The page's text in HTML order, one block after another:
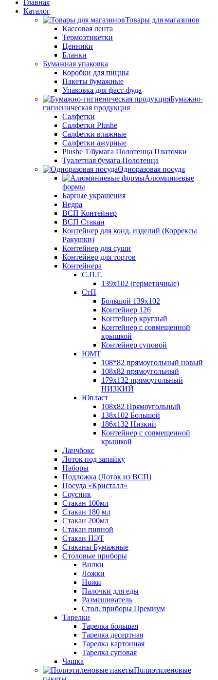
Главная
Каталог
Товары для магазинов
Кассовая лента
Термоэтикетки
Ценники
Бланки
Бумажная упаковка
Коробки для пиццы
Пакеты бумажные
Упаковка для фаст-фуда
Бумажно-
гигиеническая продукция
Салфетки
Салфетки Plushe
Салфетки влажные
Салфетки ажурные
Plushe Т/бумага Полотенца Платочки
Туалетная бумага Полотенца
Одноразовая посуда
Алюминиевые
формы
Барные украшения
Ведра
ВСП Контейнер
ВСП Стакан
Контейнер для конд. изделий (Коррексы
Ракушки)
Контейнер для суши
Контейнер для тортов
Контейнера
С.П.Г.
139х102 (герметичные)
СтП
Большой 139х102
Контейнер 126
Контейнер круглый
Контейнер с совмещенной
крышкой
Контейнер суповой
ЮМТ
108*82 прямоугольный новый
108х82 прямоугольный
179х132 прямоугольный
НИЗКИЙ
Юпласт
108х82 Прямоугольный
138х102 Большой
186х132 Низкий
Контейнер с совмещенной
крышкой
Ланчбокс
Лоток под запайку
Наборы
Подложка (Лоток из ВСП)
Посуда «Кристалл»
Соусник
Стакан 100мл
Стакан 180 мл
Стакан 200мл
Стакан пивной
Стакан ПЭТ
Стаканы Бумажные
Столовые приборы
Вилки
Ложки
Ножи
Палочки для еды
Размешиватель
Стол. приборы Премиум
Тарелки
Тарелка большая
Тарелка десертная
Тарелка картонная
Тарелка суповая
Чашка
Полиэтиленовые